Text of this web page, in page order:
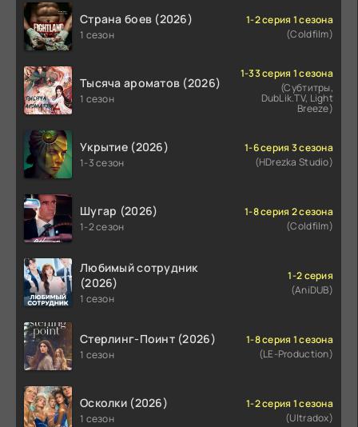
Страна боев (2026)
1 сезон
1-2 серия 1 сезона
(Coldfilm)
Тысяча ароматов (2026)
1 сезон
1-33 серия 1 сезона
(Субтитры,
DubLik.TV, Light
Breeze)
Укрытие (2026)
1-3 сезон
1-6 серия 3 сезона
(HDrezka Studio)
Шугар (2026)
1-2 сезон
1-8 серия 2 сезона
(Coldfilm)
Любимый сотрудник
(2026)
1 сезон
1-2 серия
(AniDUB)
Стерлинг-Поинт (2026)
1 сезон
1-8 серия 1 сезона
(LE-Production)
Осколки (2026)
1 сезон
1-2 серия 1 сезона
(Ultradox)